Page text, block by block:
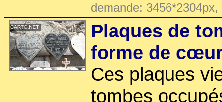
demande:
Plaques de
forme de
Ces plaques
tombes